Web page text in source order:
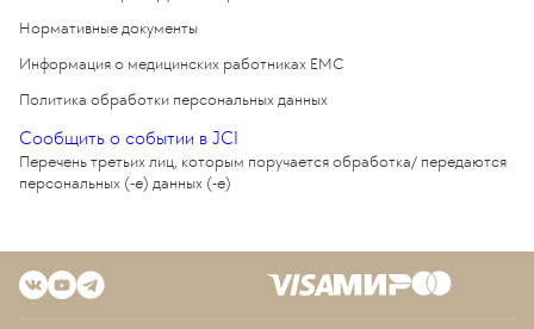
Нормативные документы
Информация о медицинских работниках EMC
Политика обработки персональных данных
Сообщить о событии в JCI
Перечень третьих лиц, которым поручается обработка/ передаются
персональных (-е) данных (-е)